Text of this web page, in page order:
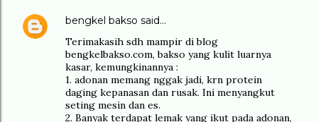
bengkel bakso said…
Terimakasih sdh mampir di blog
bengkelbakso.com, bakso yang kulit luarnya
kasar, kemungkinannya :
1. adonan memang nggak jadi, krn protein
daging kepanasan dan rusak. Ini menyangkut
seting mesin dan es.
2. Banyak terdapat lemak yang ikut pada adonan,